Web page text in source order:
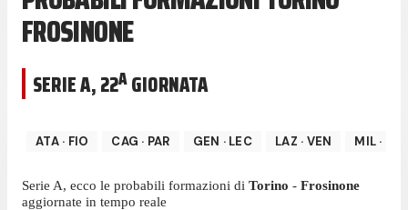
FROSINONE
SERIE A,22AGIORNATA
ATA· FIO CAG · PAR GEN · LEC LAZ · VEN MIL ·
Serie A, ecco le probabili formazioni di Torino - Frosinone
aggiornate in tempo reale